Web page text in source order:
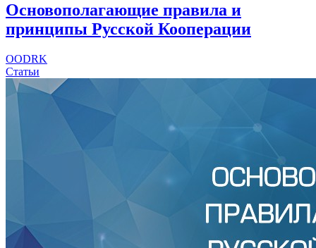
Основополагающие правила и
принципы Русской Кооперации
OODRK
Статьи